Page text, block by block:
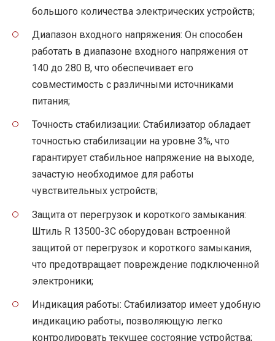
большого количества электрических устройств;
Диапазон входного напряжения: Он способен
работать в диапазоне входного напряжения от
140 до 280 В, что обеспечивает его
совместимость с различными источниками
питания;
Точность стабилизации: Стабилизатор обладает
точностью стабилизации на уровне 3%, что
гарантирует стабильное напряжение на выходе,
зачастую необходимое для работы
чувствительных устройств;
Защита от перегрузок и короткого замыкания:
Штиль R 13500-3C оборудован встроенной
защитой от перегрузок и короткого замыкания,
что предотвращает повреждение подключенной
электроники;
Индикация работы: Стабилизатор имеет удобную
индикацию работы, позволяющую легко
контролировать текущее состояние устройства;